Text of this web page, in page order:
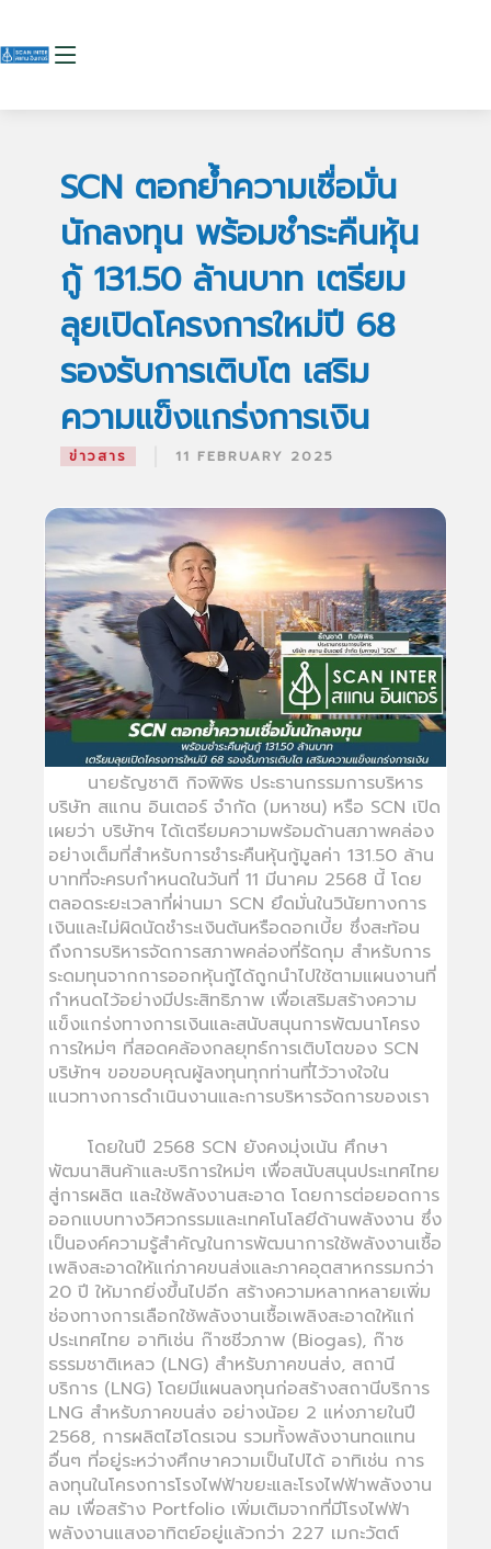
SCN ตอกย้ำความเชื่อมั่น
นักลงทุน พร้อมชำระคืนหุ้น
กู้ 131.50 ล้านบาท เตรียม
ลุยเปิดโครงการใหม่ปี 68
รองรับการเติบโต เสริม
ความแข็งแกร่งการเงิน
ข่าวสาร 11 FEBRUARY 2025
นายธัญชาติ กิจพิพิธ ประธานกรรมการบริหาร
บริษัท สแกน อินเตอร์ จำกัด (มหาชน) หรือ SCN เปิด
เผยว่า บริษัทฯ ได้เตรียมความพร้อมด้านสภาพคล่อง
อย่างเต็มที่สำหรับการชำระคืนหุ้นกู้มูลค่า 131.50 ล้าน
บาทที่จะครบกำหนดในวันที่ 11 มีนาคม 2568 นี้ โดย
ตลอดระยะเวลาที่ผ่านมา SCN ยึดมั่นในวินัยทางการ
เงินและไม่ผิดนัดชำระเงินต้นหรือดอกเบี้ย ซึ่งสะท้อน
ถึงการบริหารจัดการสภาพคล่องที่รัดกุม สำหรับการ
ระดมทุนจากการออกหุ้นกู้ได้ถูกนำไปใช้ตามแผนงานที่
กำหนดไว้อย่างมีประสิทธิภาพ เพื่อเสริมสร้างความ
แข็งแกร่งทางการเงินและสนับสนุนการพัฒนาโครง
การใหม่ๆ ที่สอดคล้องกลยุทธ์การเติบโตของ SCN
บริษัทฯ ขอขอบคุณผู้ลงทุนทุกท่านที่ไว้วางใจใน
แนวทางการดำเนินงานและการบริหารจัดการของเรา
โดยในปี 2568 SCN ยังคงมุ่งเน้น ศึกษา
พัฒนาสินค้าและบริการใหม่ๆ เพื่อสนับสนุนประเทศไทย
สู่การผลิต และใช้พลังงานสะอาด โดยการต่อยอดการ
ออกแบบทางวิศวกรรมและเทคโนโลยีด้านพลังงาน ซึ่ง
เป็นองค์ความรู้สำคัญในการพัฒนาการใช้พลังงานเชื้อ
เพลิงสะอาดให้แก่ภาคขนส่งและภาคอุตสาหกรรมกว่า
20 ปี ให้มากยิ่งขึ้นไปอีก สร้างความหลากหลายเพิ่ม
ช่องทางการเลือกใช้พลังงานเชื้อเพลิงสะอาดให้แก่
ประเทศไทย อาทิเช่น ก๊าซชีวภาพ (Biogas), ก๊าซ
ธรรมชาติเหลว (LNG) สำหรับภาคขนส่ง, สถานี
บริการ (LNG) โดยมีแผนลงทุนก่อสร้างสถานีบริการ
LNG สำหรับภาคขนส่ง อย่างน้อย 2 แห่งภายในปี
2568, การผลิตไฮโดรเจน รวมทั้งพลังงานทดแทน
อื่นๆ ที่อยู่ระหว่างศึกษาความเป็นไปได้ อาทิเช่น การ
ลงทุนในโครงการโรงไฟฟ้าขยะและโรงไฟฟ้าพลังงาน
ลม เพื่อสร้าง Portfolio เพิ่มเติมจากที่มีโรงไฟฟ้า
พลังงานแสงอาทิตย์อยู่แล้วกว่า 227 เมกะวัตต์